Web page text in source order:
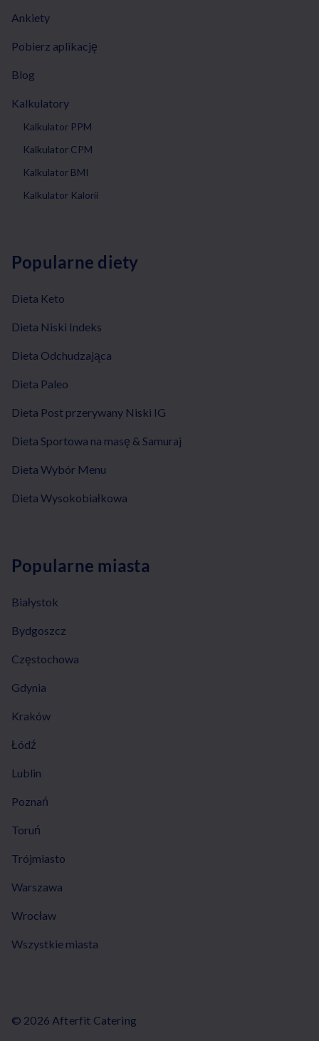
Ankiety
Pobierz aplikację
Blog
Kalkulatory
Kalkulator PPM
Kalkulator CPM
Kalkulator BMI
Kalkulator Kalorii
Popularne diety
Dieta Keto
Dieta Niski Indeks
Dieta Odchudzająca
Dieta Paleo
Dieta Post przerywany Niski IG
Dieta Sportowa na masę & Samuraj
Dieta Wybór Menu
Dieta Wysokobiałkowa
Popularne miasta
Białystok
Bydgoszcz
Częstochowa
Gdynia
Kraków
Łódź
Lublin
Poznań
Toruń
Trójmiasto
Warszawa
Wrocław
Wszystkie miasta
© 2026 Afterfit Catering